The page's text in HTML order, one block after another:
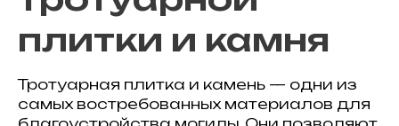
плитки и камня
Тротуарная плитка и камень — одни из
самых востребованных материалов для